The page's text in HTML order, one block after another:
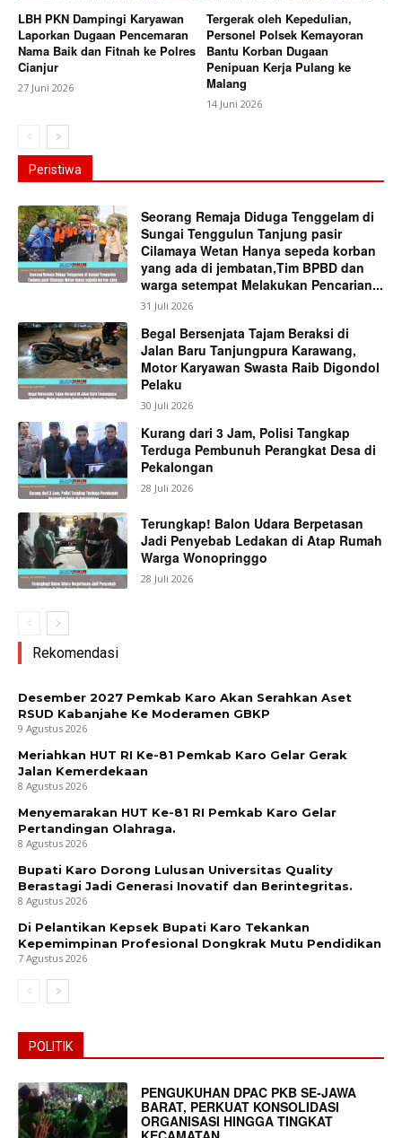
LBH PKN Dampingi Karyawan
Laporkan Dugaan Pencemaran
Nama Baik dan Fitnah ke Polres
Cianjur
27 Juni 2026
Tergerak oleh Kepedulian,
Personel Polsek Kemayoran
Bantu Korban Dugaan
Penipuan Kerja Pulang ke
Malang
14 Juni 2026
Peristiwa
Seorang Remaja Diduga Tenggelam di
Sungai Tenggulun Tanjung pasir
Cilamaya Wetan Hanya sepeda korban
yang ada di jembatan,Tim BPBD dan
warga setempat Melakukan Pencarian...
31 Juli 2026
Begal Bersenjata Tajam Beraksi di
Jalan Baru Tanjungpura Karawang,
Motor Karyawan Swasta Raib Digondol
Pelaku
30 Juli 2026
Kurang dari 3 Jam, Polisi Tangkap
Terduga Pembunuh Perangkat Desa di
Pekalongan
28 Juli 2026
Terungkap! Balon Udara Berpetasan
Jadi Penyebab Ledakan di Atap Rumah
Warga Wonopringgo
28 Juli 2026
Rekomendasi
Desember 2027 Pemkab Karo Akan Serahkan Aset
RSUD Kabanjahe Ke Moderamen GBKP
9 Agustus 2026
Meriahkan HUT RI Ke-81 Pemkab Karo Gelar Gerak
Jalan Kemerdekaan
8 Agustus 2026
Menyemarakan HUT Ke-81 RI Pemkab Karo Gelar
Pertandingan Olahraga.
8 Agustus 2026
Bupati Karo Dorong Lulusan Universitas Quality
Berastagi Jadi Generasi Inovatif dan Berintegritas.
8 Agustus 2026
Di Pelantikan Kepsek Bupati Karo Tekankan
Kepemimpinan Profesional Dongkrak Mutu Pendidikan
7 Agustus 2026
POLITIK
PENGUKUHAN DPAC PKB SE-JAWA
BARAT, PERKUAT KONSOLIDASI
ORGANISASI HINGGA TINGKAT